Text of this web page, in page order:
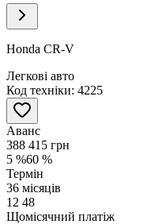
Item
15
Honda CR-V
Легкові авто
Код техніки: 4225
Аванс
388 415 грн
5 %60 %
Термін
36 місяців
12 48
Щомісячний платіж